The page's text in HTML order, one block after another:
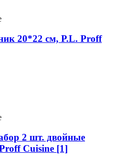
20*22 см, P.L. Proff
2 шт. двойные
Cuisine [1]